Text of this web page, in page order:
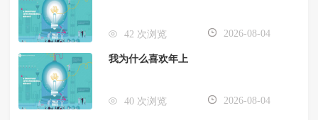
42 次浏览 2026-08-04
我为什么喜欢年上
40 次浏览 2026-08-04